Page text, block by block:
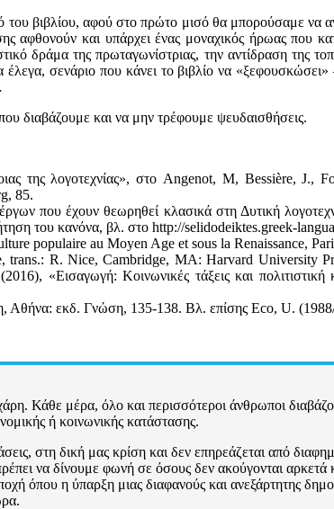
του βιβλίου, αφού στο πρώτο μισό θα μπορούσαμε να
και υπάρχει ένας μοναχικός ήρωας που
δράμα της πρωταγωνίστριας, την αντίδραση της
σενάριο που κάνει το βιβλίο να
διαβάζουμε και να μην τρέφουμε ψευδαισθήσεις.
της λογοτεχνίας», στο Angenot, M, Bessière,
85.
που έχουν θεωρηθεί κλασικά στη Δυτική
του κανόνα, βλ. στο http://selidodeiktes.greek-
populaire au Moyen Age et sous la Renaissance,
R. Nice, Cambridge, MA: Harvard University
«Εισαγωγή: Κοινωνικές τάξεις και
Αθήνα: εκδ. Γνώση, 135-138. Βλ. επίσης Eco, U.
Κάθε μέρα, όλο και περισσότεροι άνθρωποι
ή κοινωνικής κατάστασης.
στη δική μας κρίση και δεν επηρεάζεται από
να δίνουμε φωνή σε όσους δεν ακούγονται αρκετά
όπου η ύπαρξη μιας διαφανούς και ανεξάρτητης